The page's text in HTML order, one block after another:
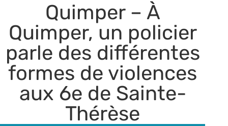
Quimper – À
Quimper, un policier
parle des différentes
formes de violences
aux 6e de Sainte-
Thérèse